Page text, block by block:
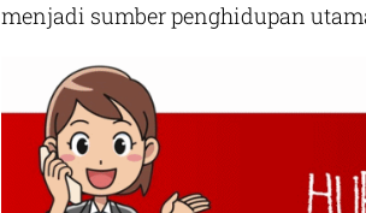
menjadi sumber penghidupan